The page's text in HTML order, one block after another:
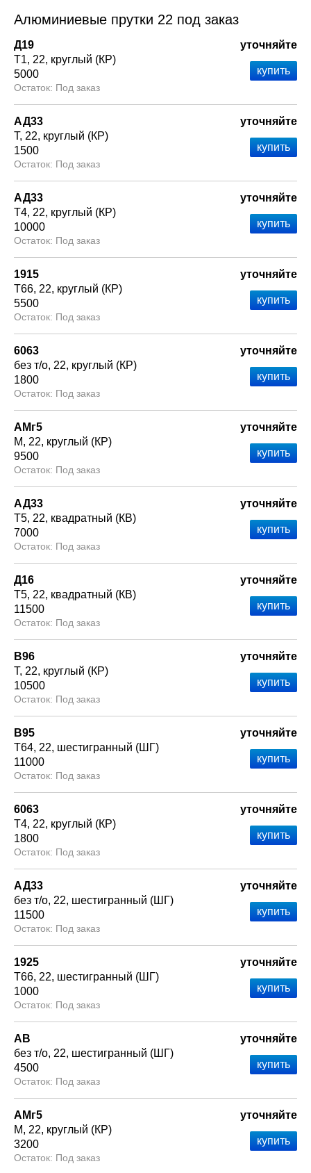
Алюминиевые прутки 22 под заказ
Д19
Т1 22 круглый (КР)
5000
Под заказ
уточняйте
АД33
Т 22 круглый (КР)
1500
Под заказ
уточняйте
АД33
Т4 22 круглый (КР)
10000
Под заказ
уточняйте
1915
Т66 22 круглый (КР)
5500
Под заказ
уточняйте
6063
без т/о 22 круглый (КР)
1800
Под заказ
уточняйте
АМг5
М
22 круглый (КР)
9500
Под заказ
уточняйте
АД33
Т5 22 квадратный (КВ)
7000
Под заказ
уточняйте
Д16
Т5 22 квадратный (КВ)
11500
Под заказ
уточняйте
В96
Т 22 круглый (КР)
10500
Под заказ
уточняйте
В95
Т64 22 шестигранный (ШГ)
11000
Под заказ
уточняйте
6063
Т4 22 круглый (КР)
1800
Под заказ
уточняйте
АД33
без т/о 22 шестигранный (ШГ)
11500
Под заказ
уточняйте
1925
Т66 22 шестигранный (ШГ)
1000
Под заказ
уточняйте
АВ
без т/о 22 шестигранный (ШГ)
4500
Под заказ
уточняйте
АМг5
М
22 круглый (КР)
3200
Под заказ
уточняйте